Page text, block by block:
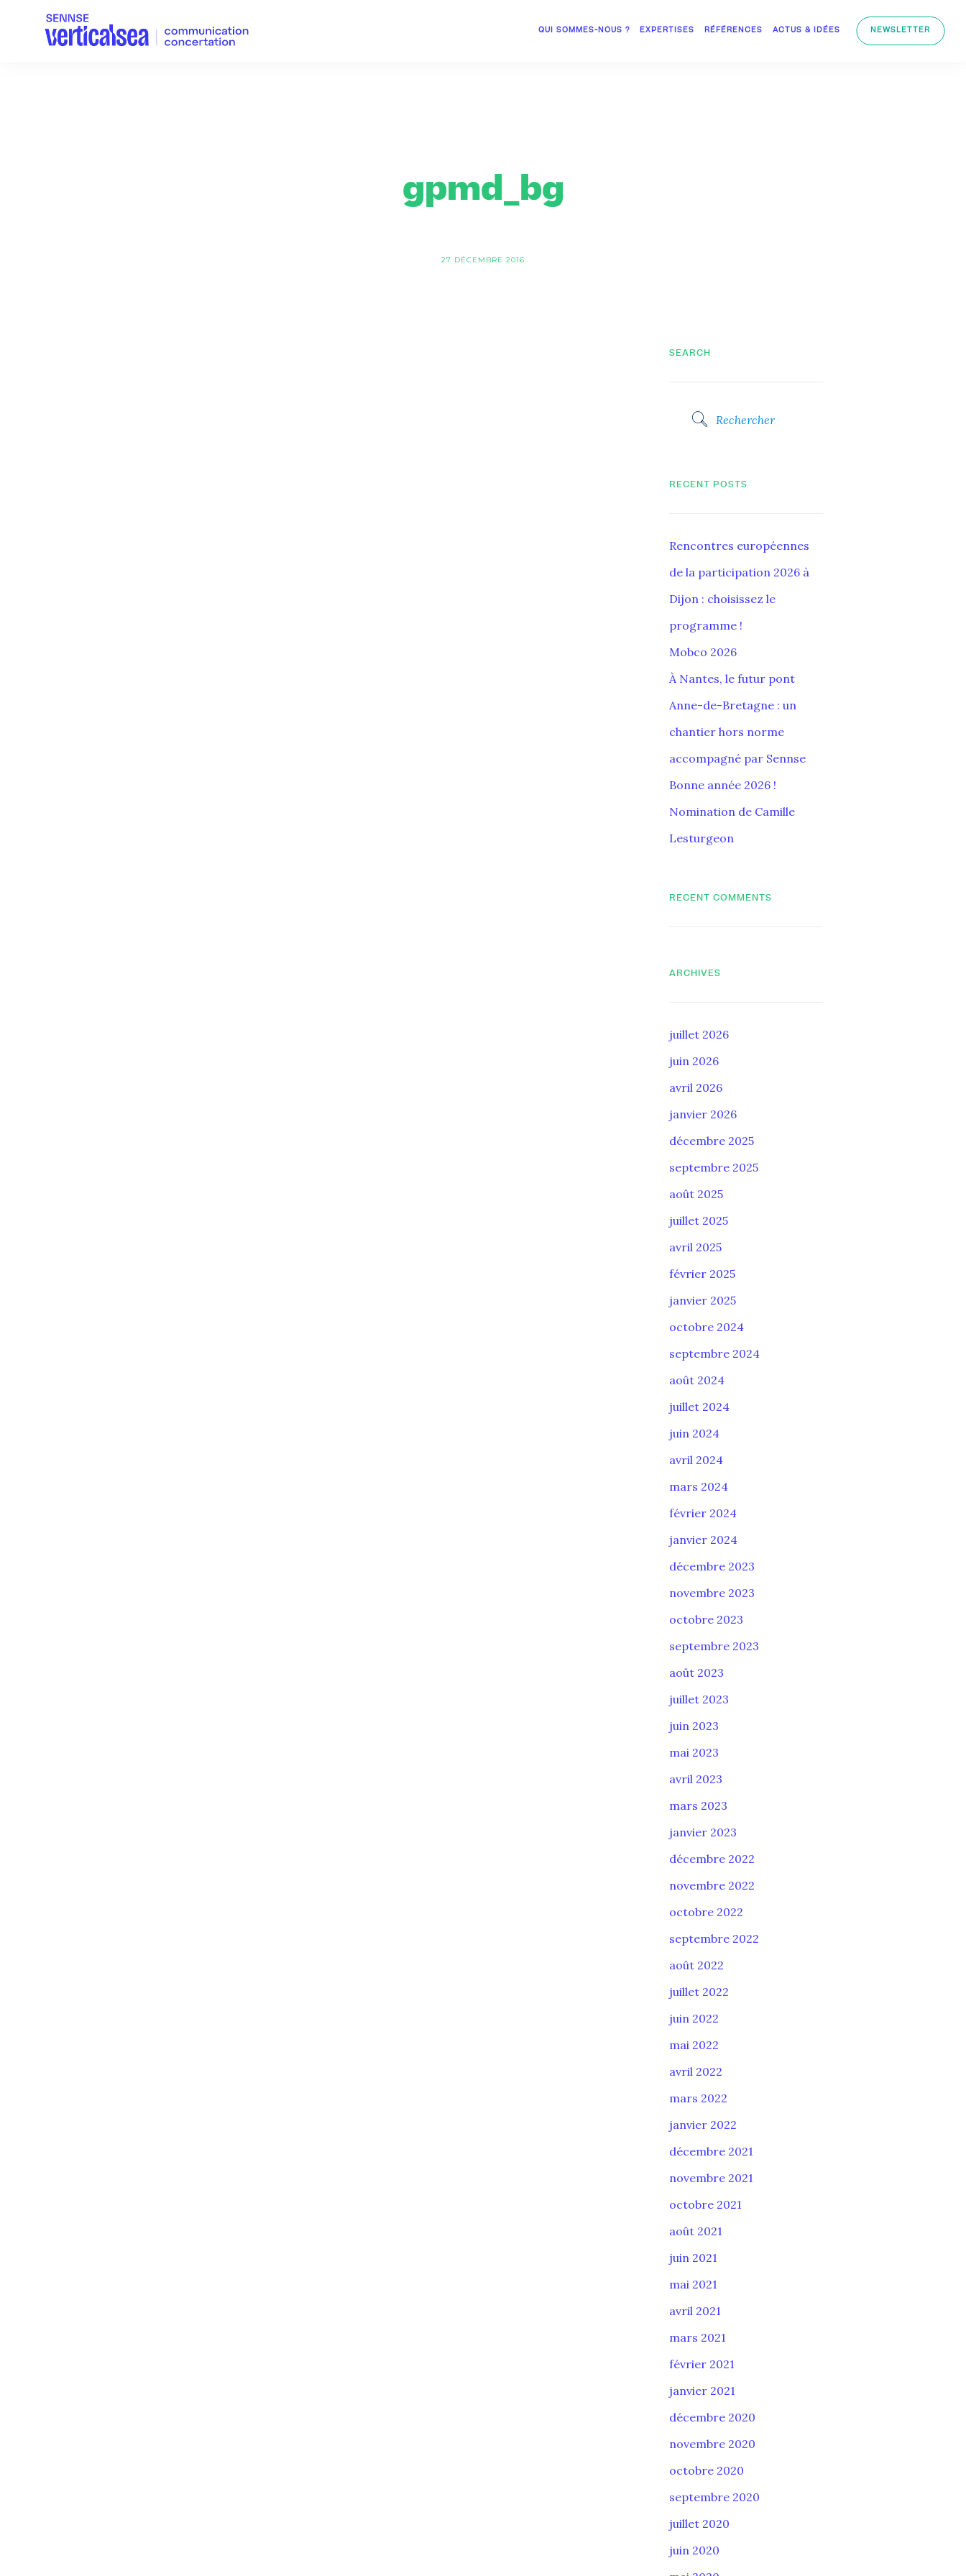
QUI SOMMES-NOUS ? EXPERTISES RÉFÉRENCES ACTUS & IDÉES NEWSLETTER
gpmd_bg
27 DÉCEMBRE 2016
SEARCH
RECENT POSTS
Rencontres européennes
de la participation 2026 à
Dijon : choisissez le
programme !
Mobco 2026
À Nantes, le futur pont
Anne-de-Bretagne : un
chantier hors norme
accompagné par Sennse
Bonne année 2026 !
Nomination de Camille
Lesturgeon
RECENT COMMENTS
ARCHIVES
juillet 2026
juin 2026
avril 2026
janvier 2026
décembre 2025
septembre 2025
août 2025
juillet 2025
avril 2025
février 2025
janvier 2025
octobre 2024
septembre 2024
août 2024
juillet 2024
juin 2024
avril 2024
mars 2024
février 2024
janvier 2024
décembre 2023
novembre 2023
octobre 2023
septembre 2023
août 2023
juillet 2023
juin 2023
mai 2023
avril 2023
mars 2023
janvier 2023
décembre 2022
novembre 2022
octobre 2022
septembre 2022
août 2022
juillet 2022
juin 2022
mai 2022
avril 2022
mars 2022
janvier 2022
décembre 2021
novembre 2021
octobre 2021
août 2021
juin 2021
mai 2021
avril 2021
mars 2021
février 2021
janvier 2021
décembre 2020
novembre 2020
octobre 2020
septembre 2020
juillet 2020
juin 2020